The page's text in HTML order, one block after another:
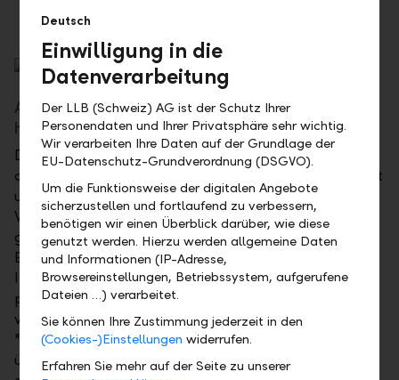
Alles aus einem Guss – über alle Plattformen
hinweg
Die LLB-Gruppe hat die Technologie, das Design und
die Inhalte ihrer Websites von Grund auf überarbeitet
und das Online Banking nahtlos integriert. Die
Webseiten sind grosszügig und leserfreundlich
gestaltet. Die Umsetzung folgt den neusten
Erkenntnissen der Nutzerführung.
Informationselemente und Transaktionsfunktionen
präsentieren sich aus einem Guss, unabhängig von
verwendeten Geräten und Betriebssystemen.
"Dadurch ergibt sich ein einheitliches Kundenerlebnis
über alle unsere Online-Plattformen hinweg – von
Deutsch
Einwilligung in die
Datenverarbeitung
Der LLB (Schweiz) AG ist der Schutz Ihrer
Personendaten und Ihrer Privatsphäre sehr wichtig.
Wir verarbeiten Ihre Daten auf der Grundlage der
EU-Datenschutz-Grundverordnung (DSGVO).
Um die Funktionsweise der digitalen Angebote
sicherzustellen und fortlaufend zu verbessern,
benötigen wir einen Überblick darüber, wie diese
genutzt werden. Hierzu werden allgemeine Daten
und Informationen (IP-Adresse,
Browsereinstellungen, Betriebssystem, aufgerufene
Dateien …) verarbeitet.
Sie können Ihre Zustimmung jederzeit in den
(Cookies-)Einstellungen widerrufen.
Erfahren Sie mehr auf der Seite zu unserer